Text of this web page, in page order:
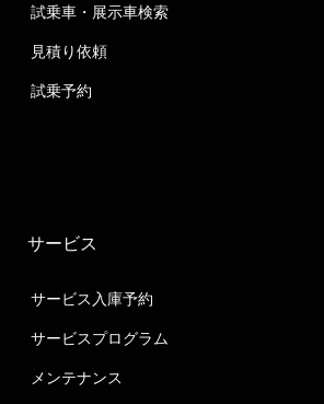
試乗車・展示車検索
見積り依頼
試乗予約
サービス
サービス入庫予約
サービスプログラム
メンテナンス